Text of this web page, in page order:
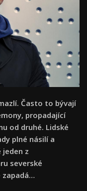
Často to bývají
propadající
od druhé. Lidské
plné násilí a
jeden z
severské
zapadá…